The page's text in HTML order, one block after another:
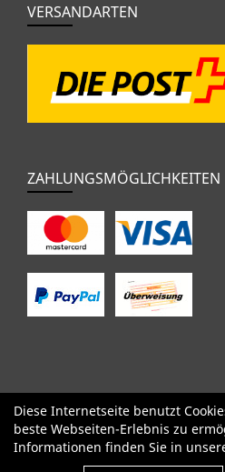
VERSANDARTEN
ZAHLUNGSMÖGLICHKEITEN
SALE Specialized Factor
Pinarello
OPEN Kids / BMX
Zubehör
Diese Internetseite benutzt
beste Webseiten-Erlebnis zu
Informationen finden Sie in